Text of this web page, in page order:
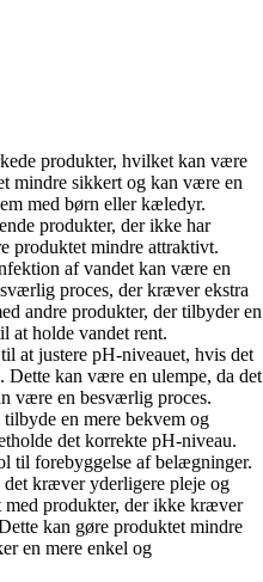
produkter, hvilket kan være
mindre sikkert og kan være en
med børn eller kæledyr.
produkter, der ikke har
produktet mindre attraktivt.
af vandet kan være en
proces, der kræver ekstra
andre produkter, der tilbyder en
at holde vandet rent.
at justere pH-niveauet, hvis det
Dette kan være en ulempe, da det
være en besværlig proces.
en mere bekvem og
det korrekte pH-niveau.
til forebyggelse af belægninger.
kræver yderligere pleje og
med produkter, der ikke kræver
kan gøre produktet mindre
en mere enkel og